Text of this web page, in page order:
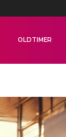
OLDTIMER